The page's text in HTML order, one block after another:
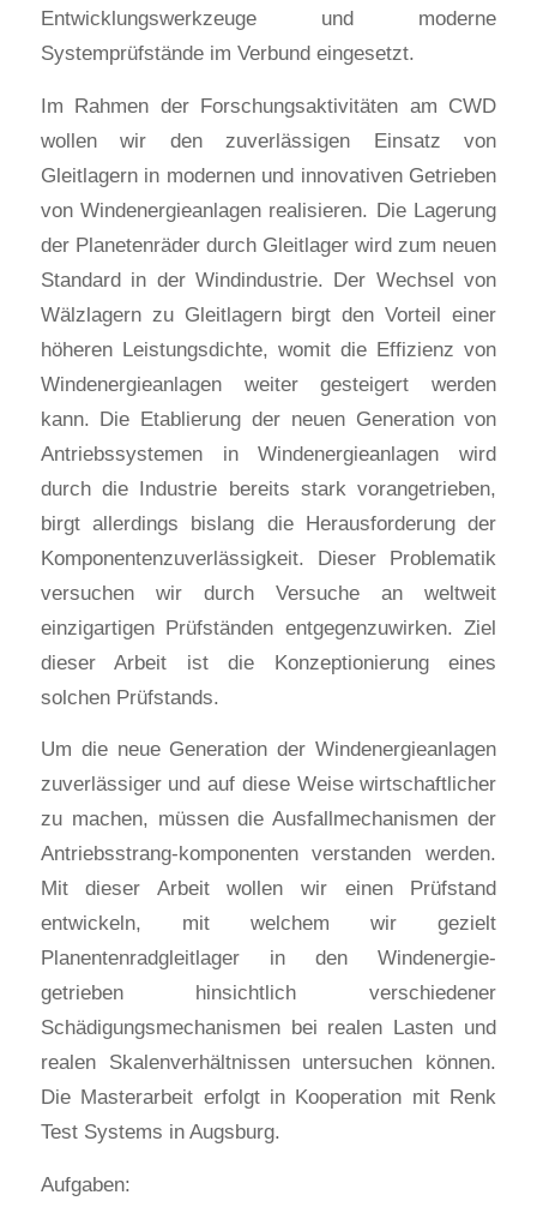
Entwicklungswerkzeuge und moderne
Systemprüfstände im Verbund eingesetzt.
Im Rahmen der Forschungsaktivitäten am CWD
wollen wir den zuverlässigen Einsatz von
Gleitlagern in modernen und innovativen Getrieben
von Windenergieanlagen realisieren. Die Lagerung
der Planetenräder durch Gleitlager wird zum neuen
Standard in der Windindustrie. Der Wechsel von
Wälzlagern zu Gleitlagern birgt den Vorteil einer
höheren Leistungsdichte, womit die Effizienz von
Windenergieanlagen weiter gesteigert werden
kann. Die Etablierung der neuen Generation von
Antriebssystemen in Windenergieanlagen wird
durch die Industrie bereits stark vorangetrieben,
birgt allerdings bislang die Herausforderung der
Komponentenzuverlässigkeit. Dieser Problematik
versuchen wir durch Versuche an weltweit
einzigartigen Prüfständen entgegenzuwirken. Ziel
dieser Arbeit ist die Konzeptionierung eines
solchen Prüfstands.
Um die neue Generation der Windenergieanlagen
zuverlässiger und auf diese Weise wirtschaftlicher
zu machen, müssen die Ausfallmechanismen der
Antriebsstrang-komponenten verstanden werden.
Mit dieser Arbeit wollen wir einen Prüfstand
entwickeln, mit welchem wir gezielt
Planentenradgleitlager in den Windenergie-
getrieben hinsichtlich verschiedener
Schädigungsmechanismen bei realen Lasten und
realen Skalenverhältnissen untersuchen können.
Die Masterarbeit erfolgt in Kooperation mit Renk
Test Systems in Augsburg.
Aufgaben: